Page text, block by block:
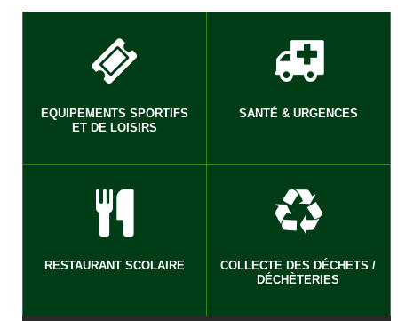
EQUIPEMENTS SPORTIFS
ET DE LOISIRS
SANTÉ & URGENCES
RESTAURANT SCOLAIRE
COLLECTE DES DÉCHETS /
DÉCHÈTERIES